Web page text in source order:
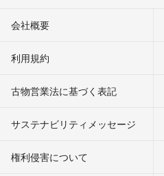
会社概要
利用規約
古物営業法に基づく表記
サステナビリティメッセージ
権利侵害について